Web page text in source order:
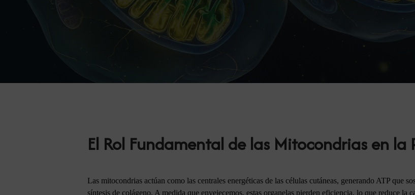
El Rol Fundamental de las Mitocondrias en la
Las mitocondrias actúan como las centrales energéticas de las células cutáneas, generando ATP que
síntesis de colágeno. A medida que envejecemos, estas organelas pierden eficiencia, lo que reduce la